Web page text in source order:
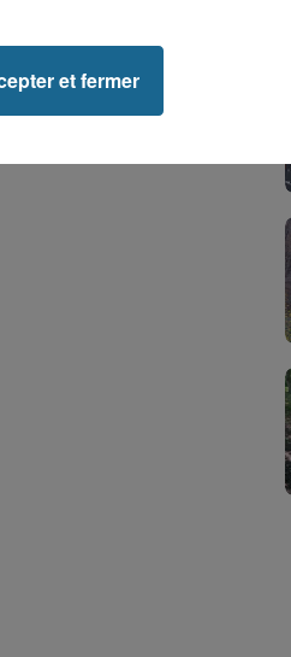
et fermer